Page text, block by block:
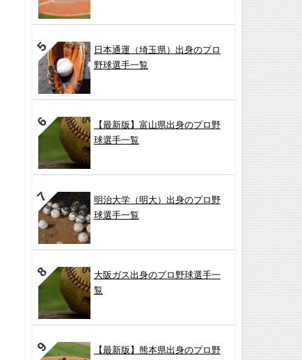
日本通運（埼玉県）出身のプロ
野球選手一覧
【最新版】富山県出身のプロ野
球選手一覧
明治大学（明大）出身のプロ野
球選手一覧
大阪ガス出身のプロ野球選手一
覧
【最新版】熊本県出身のプロ野